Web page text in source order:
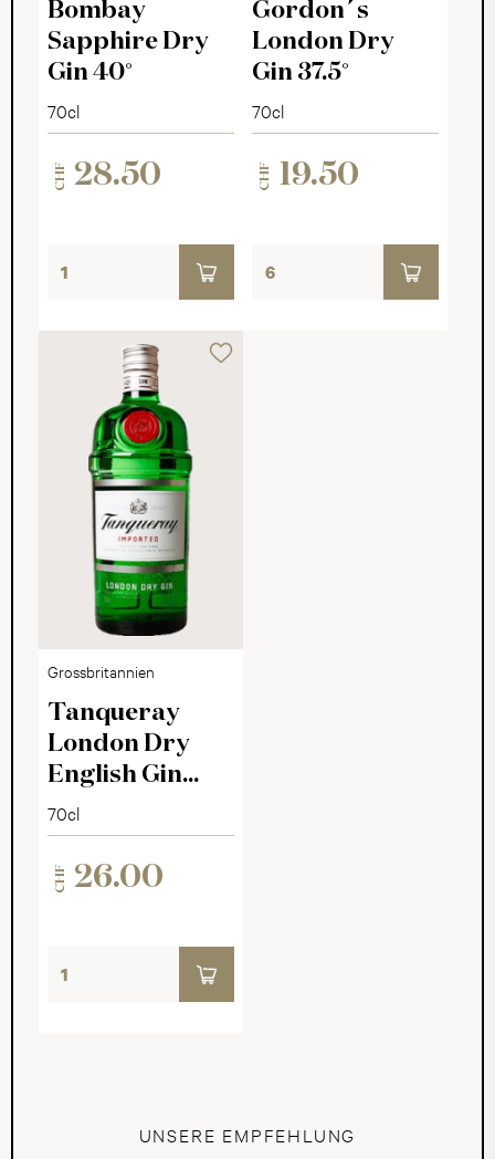
Bombay
Sapphire Dry
Gin 40°
70cl
CHF 28.50
Gordon´s
London Dry
Gin 37.5°
70cl
CHF 19.50
Grossbritannien
Tanqueray
London Dry
English Gin
43.1°
70cl
CHF 26.00
UNSERE EMPFEHLUNG